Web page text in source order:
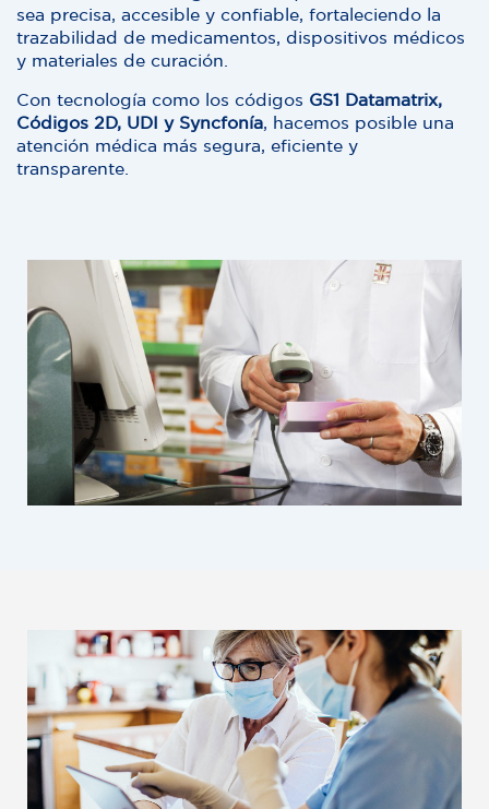
sea precisa, accesible y confiable, fortaleciendo la
trazabilidad de medicamentos, dispositivos médicos
y materiales de curación.
Con tecnología como los códigos GS1 Datamatrix,
Códigos 2D, UDI y Syncfonía , hacemos posible una
atención médica más segura, eficiente y
transparente.